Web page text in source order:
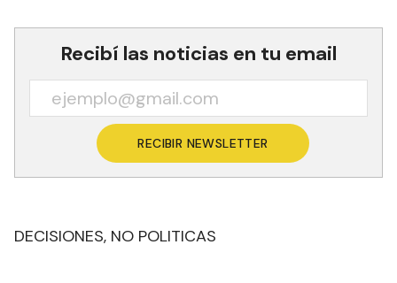
Recibí las noticias en tu email
RECIBIR NEWSLETTER
DECISIONES, NO POLITICAS